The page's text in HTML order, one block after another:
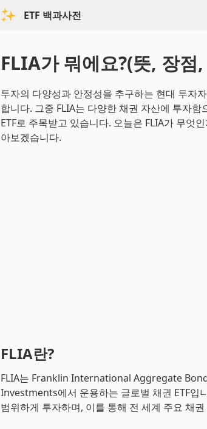
ETF 백과사전
FLIA가 뭐에요?(뜻, 장점
투자의 다양성과 안정성을 추구하는 현대 투자
합니다. 그중 FLIA는 다양한 채권 자산에 투자
ETF로 주목받고 있습니다. 오늘은 FLIA가 무엇
아보겠습니다.
FLIA란?
FLIA는 Franklin International Aggregate
Investments에서 운용하는 글로벌 채권 ETF입
범위하게 투자하며, 이를 통해 전 세계 주요 채